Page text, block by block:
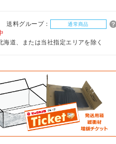
送料グループ： 通常商品
道、または当社指定エリアを除く